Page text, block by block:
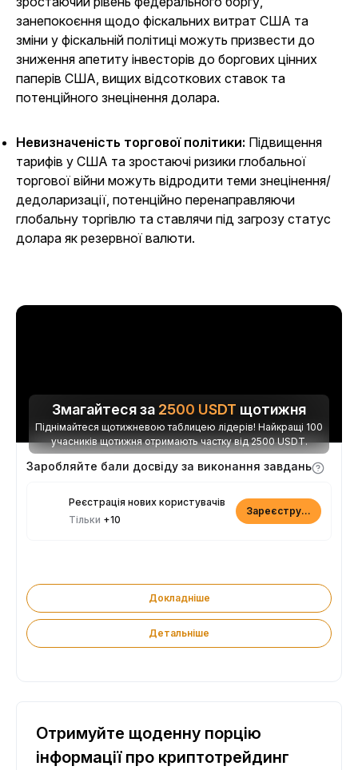
занепокоєння щодо фіскальних витрат США та
зміни у фіскальній політиці можуть призвести до
зниження апетиту інвесторів до боргових цінних
паперів США, вищих відсоткових ставок та
потенційного знецінення долара.
Невизначеність торгової політики: Підвищення
тарифів у США та зростаючі ризики глобальної
торгової війни можуть відродити теми знецінення/
дедоларизації, потенційно перенаправляючи
глобальну торгівлю та ставлячи під загрозу статус
долара як резервної валюти.
Змагайтеся за 2500 USDT щотижня
Піднімайтеся щотижневою таблицею лідерів! Найкращі 100
учасників щотижня отримають частку від 2500 USDT.
Заробляйте бали досвіду за виконання завдань
Реєстрація нових користувачів
Тільки +10
Зареєструватися
Докладніше
Детальніше
Отримуйте щоденну порцію
інформації про криптотрейдинг